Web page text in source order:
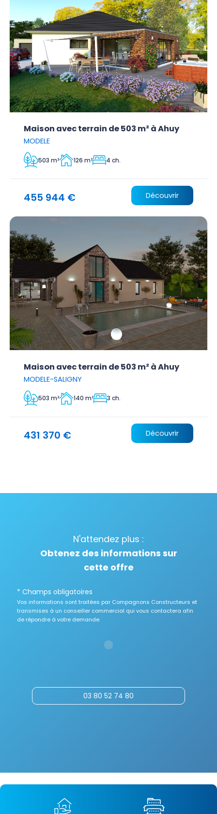
Maison avec terrain de 503 m² à Ahuy
MODELE
503 m² 126 m² 4 ch.
455 944 € Découvrir
Maison avec terrain de 503 m² à Ahuy
MODELE-SALIGNY
503 m² 140 m² 3 ch.
431 370 € Découvrir
N'attendez plus :
Obtenez des informations sur
cette offre
* Champs obligatoires
Vos informations sont traitées par Compagnons Constructeurs et
transmises à un conseiller commercial qui vous contactera afin
de répondre à votre demande.
03 80 52 74 80